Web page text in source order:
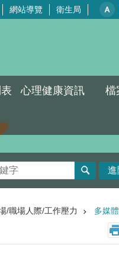
網站導覽 衛生局
心理健康資訊 檔
進
/職場人際/工作壓力 多媒